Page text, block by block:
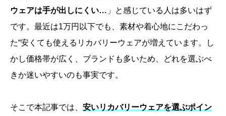
ウェアは手が出しにくい… 」と感じている人は多いはず
です。最近は1万円以下でも、素材や着心地にこだわっ
た“安くても使えるリカバリーウェアが増えています。し
かし価格帯が広く、ブランドも多いため、どれを選ぶべ
きか迷いやすいのも事実です。
そこで本記事では、 安いリカバリーウェアを選ぶポイン